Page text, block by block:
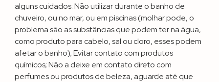
alguns cuidados: Não utilizar durante o banho de
chuveiro, ou no mar, ou em piscinas (molhar pode, o
problema são as substâncias que podem ter na água,
como produto para cabelo, sal ou cloro, esses podem
afetar o banho); Evitar contato com produtos
químicos; Não a deixe em contato direto com
perfumes ou produtos de beleza, aguarde até que